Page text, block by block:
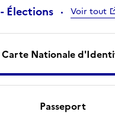
Élections Voir tout
Carte Nationale
Passeport